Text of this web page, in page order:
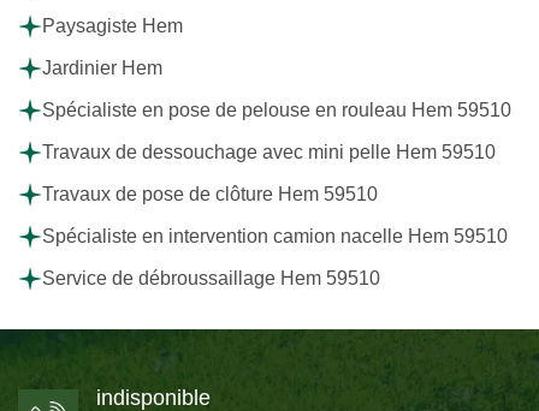
Paysagiste Hem
Jardinier Hem
Spécialiste en pose de pelouse en rouleau Hem 59510
Travaux de dessouchage avec mini pelle Hem 59510
Travaux de pose de clôture Hem 59510
Spécialiste en intervention camion nacelle Hem 59510
Service de débroussaillage Hem 59510
indisponible